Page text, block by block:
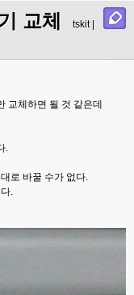
교체
tskit |
교체하면 될 것 같은데
.
로 바꿀 수가 없다.
.